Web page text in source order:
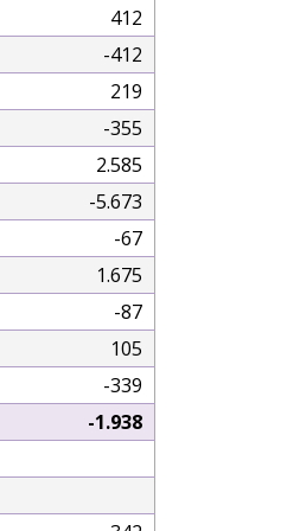
412
-412
219
-355
2.585
-5.673
-67
1.675
-87
105
-339
-1.938